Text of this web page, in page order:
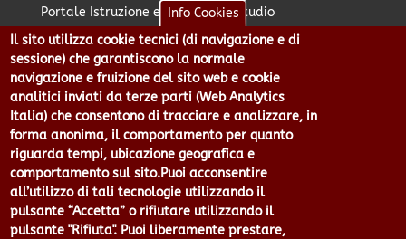
Portale Istruzione e Diritto allo Studio
Portale Marketing Territoriale
Portale Piano Strategico Metropolitano
Portale PUMS di GenovaMetropoli
Portale Stazione Unica Appaltante
Pratico: procedimenti e istanze online
Città Metropolitana di Genova - Piazzale Mazzini 2 -16122 -
Genova | CF:80007350103 - P.Iva: 00949170104 | Codice IPA: cmge
Centralino 010 54991 Fax 010 5499244 URP 010 5499456
Info Cookies
Il sito utilizza cookie tecnici (di navigazione e di
sessione) che garantiscono la normale
navigazione e fruizione del sito web e cookie
analitici inviati da terze parti (Web Analytics
Italia) che consentono di tracciare e analizzare, in
forma anonima, il comportamento per quanto
riguarda tempi, ubicazione geografica e
comportamento sul sito.Puoi acconsentire
all’utilizzo di tali tecnologie utilizzando il
pulsante “Accetta” o rifiutare utilizzando il
pulsante "Rifiuta". Puoi liberamente prestare,